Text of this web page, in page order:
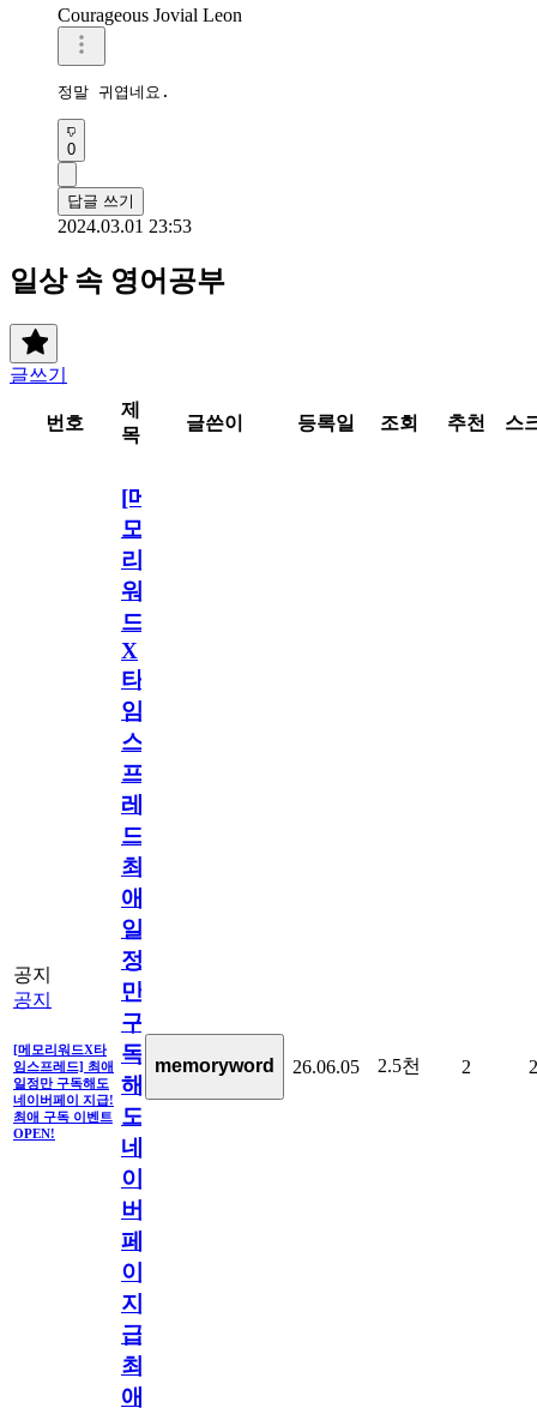
Courageous Jovial Leon
정말 귀엽네요.
0
답글 쓰기
2024.03.01 23:53
일상 속 영어공부
글쓰기
번호
제
목
글쓴이 등록일 조회 추천 스
공지
공지
[메모리워드X타
임스프레드] 최애
일정만 구독해도
네이버페이 지급!
최애 구독 이벤트
OPEN!
[메
모
리
워
드
X
타
임
스
프
레
드]
최
애
일
정
만
구
독
해
도
네
이
버
페
이
지
급!
최
애
memoryword 26.06.05 2.5천 2 2